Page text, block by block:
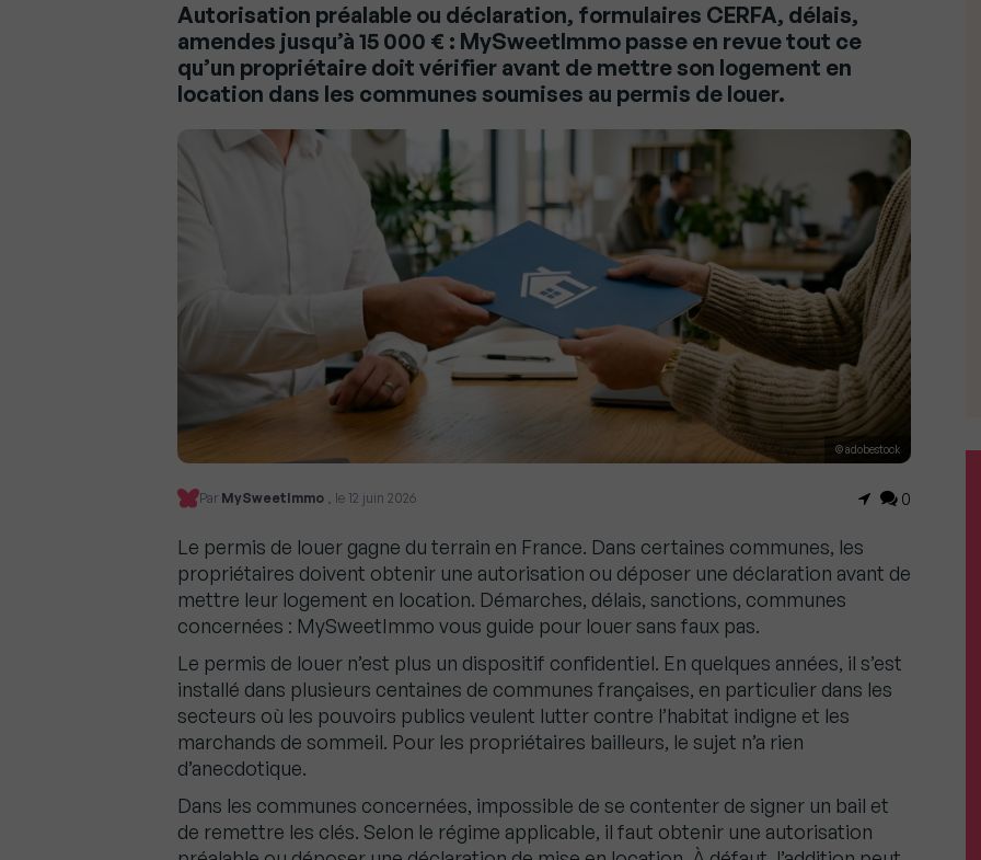
Autorisation préalable ou déclaration, formulaires CERFA, délais,
amendes jusqu’à 15 000 € : MySweetImmo passe en revue tout ce
qu’un propriétaire doit vérifier avant de mettre son logement en
location dans les communes soumises au permis de louer.
© adobestock
Par MySweetImmo , le 12 juin 2026 0
Le permis de louer gagne du terrain en France. Dans certaines communes, les
propriétaires doivent obtenir une autorisation ou déposer une déclaration avant de
mettre leur logement en location. Démarches, délais, sanctions, communes
concernées : MySweetImmo vous guide pour louer sans faux pas.
Le permis de louer n’est plus un dispositif confidentiel. En quelques années, il s’est
installé dans plusieurs centaines de communes françaises, en particulier dans les
secteurs où les pouvoirs publics veulent lutter contre l’habitat indigne et les
marchands de sommeil. Pour les propriétaires bailleurs, le sujet n’a rien
d’anecdotique.
Dans les communes concernées, impossible de se contenter de signer un bail et
de remettre les clés. Selon le régime applicable, il faut obtenir une autorisation